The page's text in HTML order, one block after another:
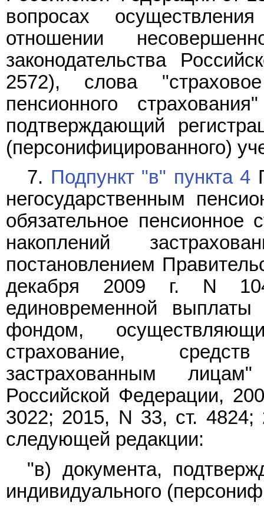
вопросах
отношении
законодательства
2572), слова "страховое
пенсионного
подтверждающий
(персонифицированного)
7. Подпункт "в" пункта 4
негосударственным
обязательное пенсионное
накоплений
постановлением
декабря 2009 г. N
единовременной выплаты
фондом,
страхование,
застрахованным
Российской Федерации,
3022; 2015, N 33, ст.
следующей редакции:
"в) документа,
индивидуального